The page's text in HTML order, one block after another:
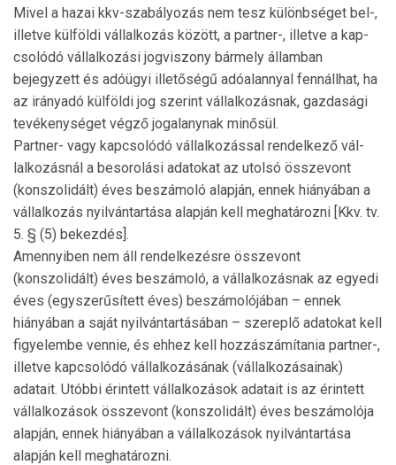
Mivel a hazai kkv-szabályozás nem tesz különbséget bel-,
illetve külföldi vállalkozás között, a partner-, illetve a kap­
csolódó vállalkozási jogviszony bármely államban
bejegyzett és adóügyi illetőségű adóalannyal fennállhat, ha
az irányadó külföldi jog szerint vállalkozásnak, gazdasági
tevékenységet végző jogalanynak minősül.
Partner- vagy kapcsolódó vállalkozással rendelkező vál­
lalkozásnál a besorolási adatokat az utolsó összevont
(kon­szolidált) éves beszámoló alapján, ennek hiányában a
vállalkozás nyilvántartása alapján kell meghatározni [Kkv. tv.
5. § (5) bekezdés].
Amennyiben nem áll rendelkezésre összevont
(konszolidált) éves beszámoló, a vállalkozásnak az egyedi
éves (egyszerűsített éves) beszámolójában – en­nek
hiányában a saját nyilvántartásában – szereplő adatokat kell
figyelembe vennie, és ehhez kell hozzászámítania partner-,
illetve kapcsolódó vállalkozásának (vállalkozásai­nak)
adatait. Utóbbi érintett vállalkozások adatait is az érin­tett
vállalkozások összevont (konszolidált) éves beszámolója
alapján, ennek hiányában a vállalkozások nyilvántar­tása
alapján kell meghatározni.